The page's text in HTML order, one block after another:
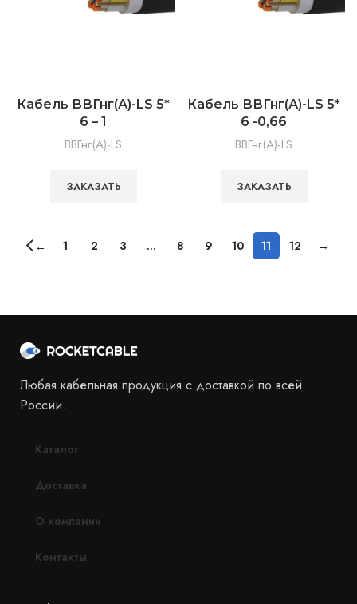
Кабель ВВГнг(А)-LS 5*
6 – 1
ВВГнг(А)-LS
ЗАКАЗАТЬ
Кабель ВВГнг(А)-LS 5*
6 -0,66
ВВГнг(А)-LS
ЗАКАЗАТЬ
← 1 2 3 … 8 9 10 11 12 →
Любая кабельная продукция с доставкой по всей
России.
Каталог
Доставка
О компании
Контакты